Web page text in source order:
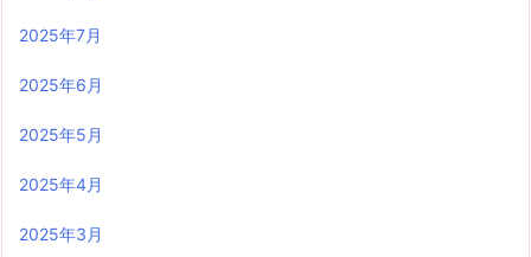
2025年7月
2025年6月
2025年5月
2025年4月
2025年3月